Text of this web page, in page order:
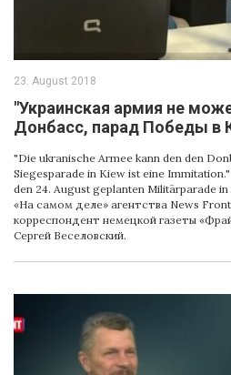
23. August 2018
"Украинская армия не
Донбасс, парад Победы в
"Die ukranische Armee kann den den
Siegesparade in Kiew ist eine
den 24. August geplanten Militärparade
«На самом деле» агентства News
корреспондент немецкой газеты
Сергей Веселовский.